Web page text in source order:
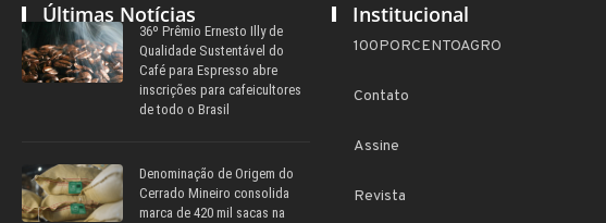
Últimas Notícias
36º Prêmio Ernesto Illy de
Qualidade Sustentável do
Café para Espresso abre
inscrições para cafeicultores
de todo o Brasil
Denominação de Origem do
Cerrado Mineiro consolida
marca de 420 mil sacas na
Institucional
100PORCENTOAGRO
Contato
Assine
Revista